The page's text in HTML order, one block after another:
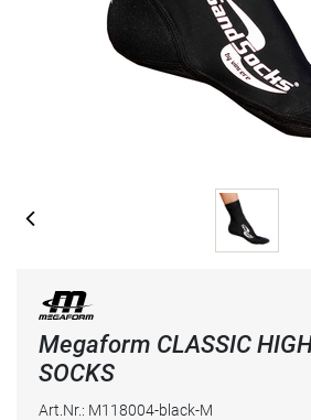
Megaform CLASSIC
SOCKS
Art.Nr.: M118004-black-M